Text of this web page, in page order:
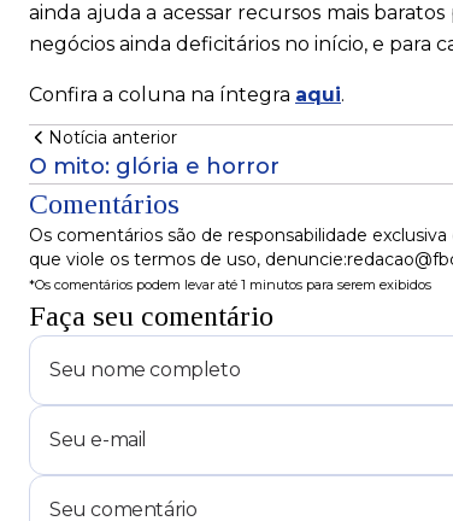
ainda ajuda a acessar recursos mais
negócios ainda deficitários no início, e para
Confira a coluna na íntegra aqui.
Notícia anterior
O mito: glória e horror
Comentários
Os comentários são de responsabilidade
que viole os termos de uso,
*Os comentários podem levar até 1 minutos para serem exibidos
Faça seu comentário